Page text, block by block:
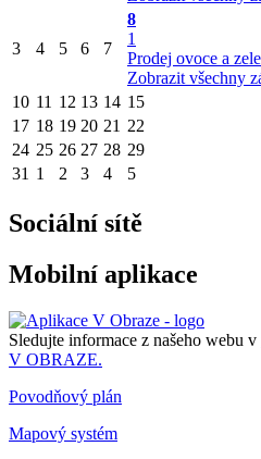
3 4 5 6 7
8
1
Prodej ovoce a
Zobrazit všechny
10 11 12 13 14 15
17 18 19 20 21 22
24 25 26 27 28 29
31 1 2 3 4 5
Sociální sítě
Mobilní aplikace
Sledujte informace z našeho webu v
V OBRAZE.
Povodňový plán
Mapový systém